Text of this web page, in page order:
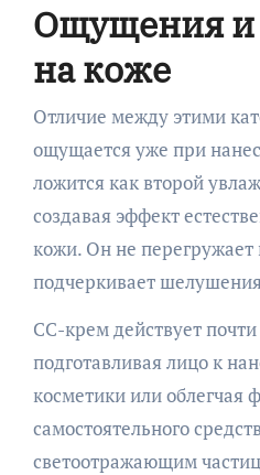
Ощущения и
на коже
Отличие между этими
ощущается уже при
ложится как второй
создавая эффект
кожи. Он не
подчеркивает
CC-крем действует
подготавливая лицо к
косметики или облегчая
самостоятельного
светоотражающим